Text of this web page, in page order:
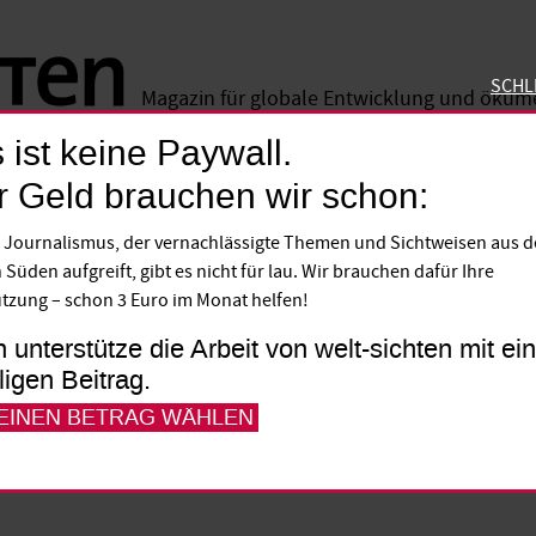
Magazin für globale Entwicklung und
2016
stehen auf dem afrikanischen
an. Wo lohnt es sich, genau
wird das spannend?
ist keine Paywall.
Geld brauchen wir schon:
Journalismus, der vernachlässigte Themen und Sichtweisen aus
Süden aufgreift, gibt es nicht für lau. Wir brauchen dafür Ihre
– schon 3 Euro im Monat helfen!
unterstütze die Arbeit von welt-sichten mit
Beitrag.
BETRAG WÄHLEN